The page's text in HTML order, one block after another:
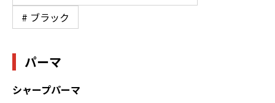
# ブラック
パーマ
シャープパーマ